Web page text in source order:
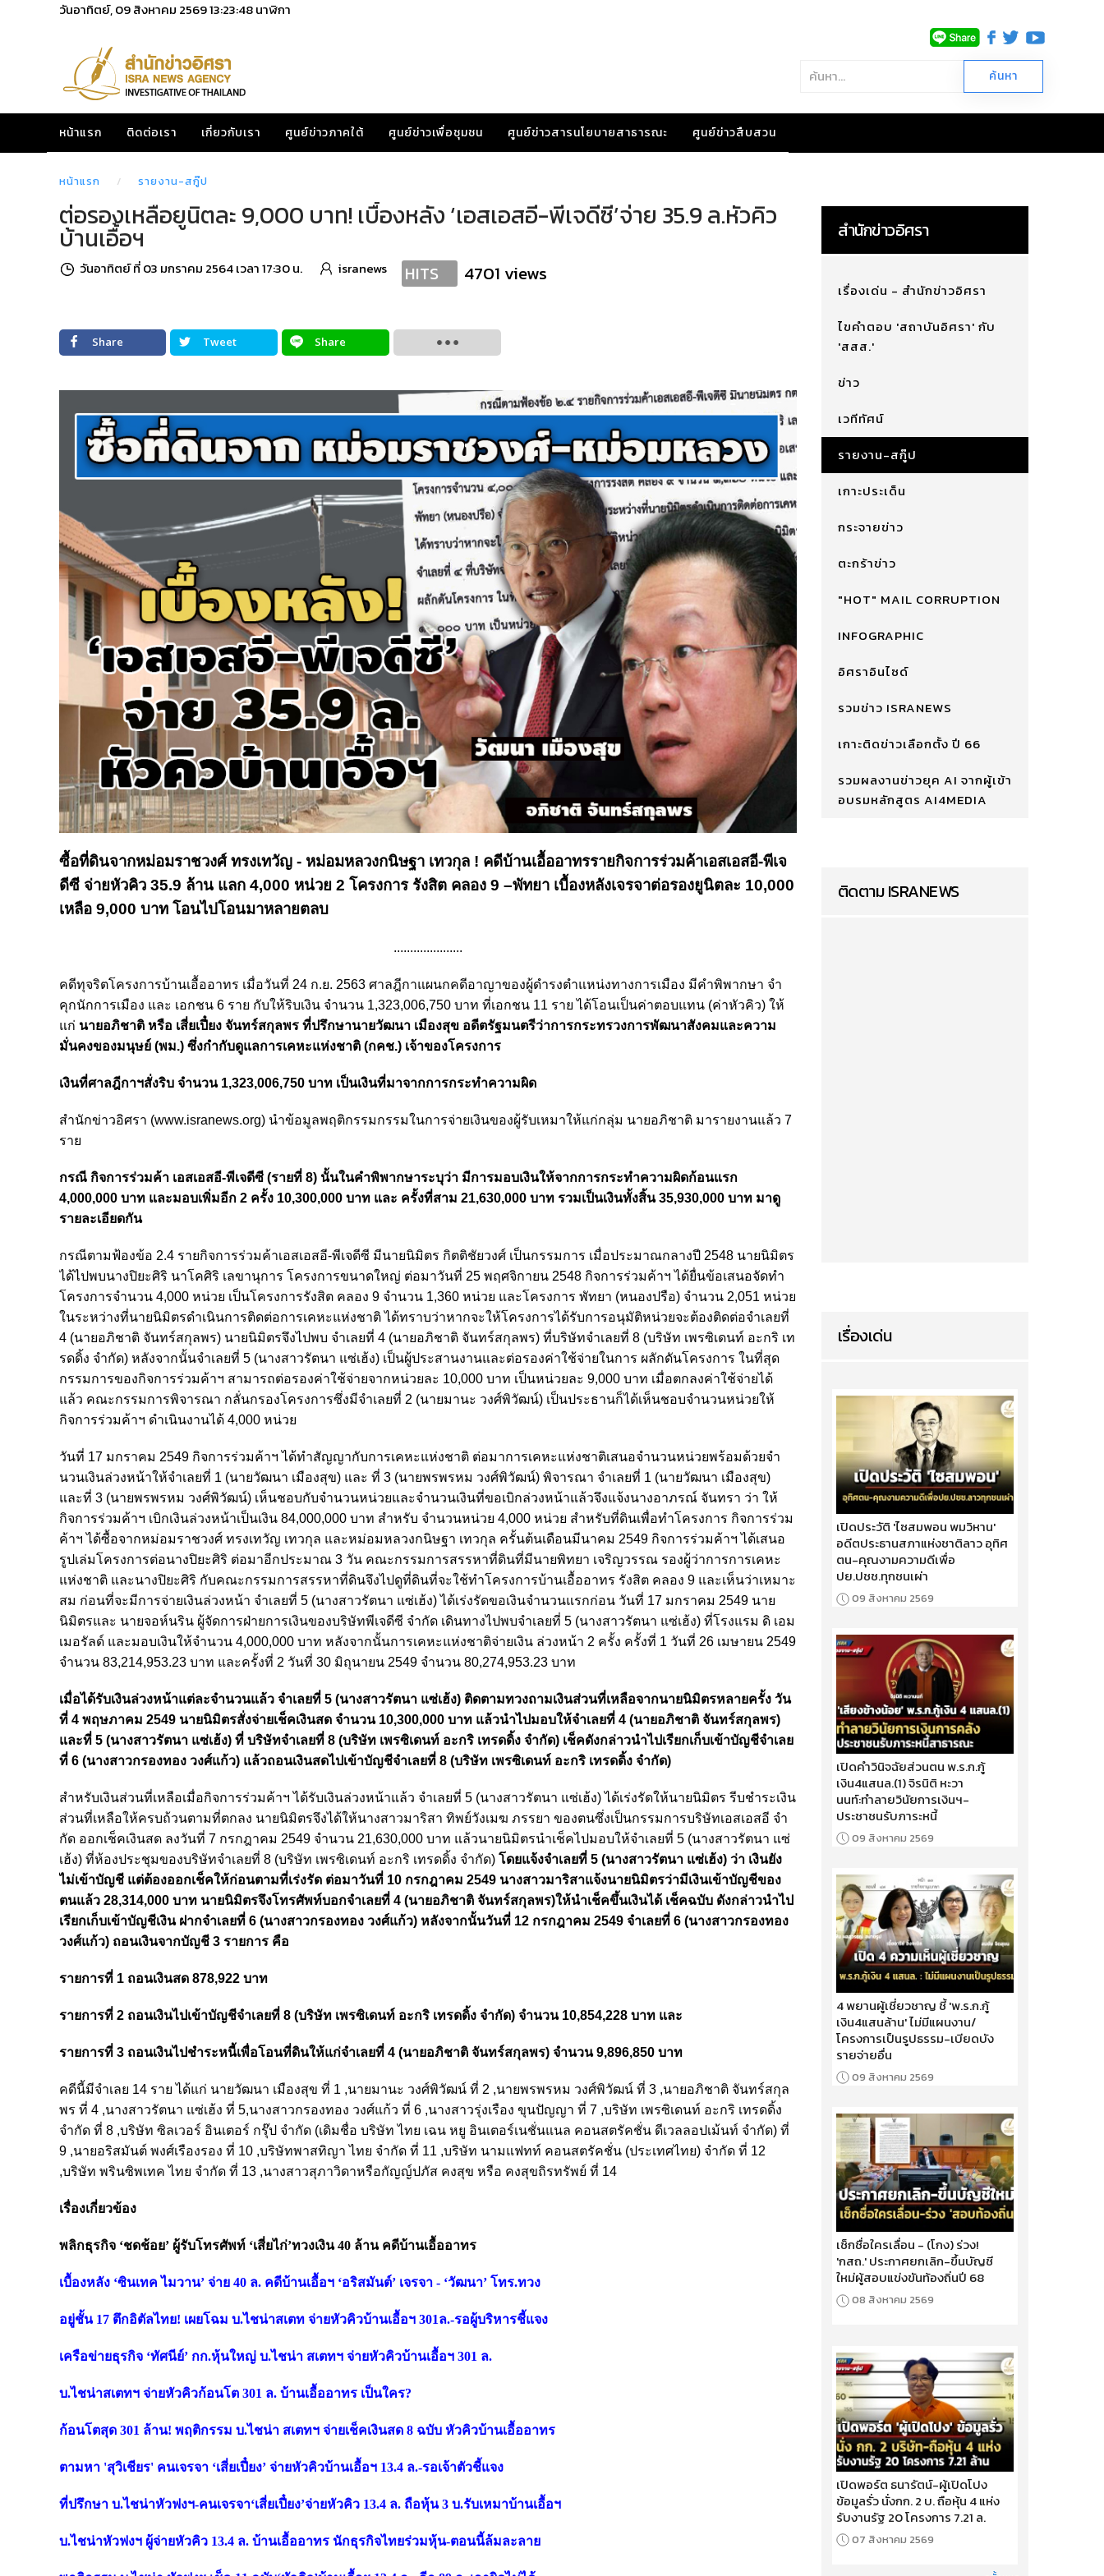
วันอาทิตย์, 09 สิงหาคม 256913:23:49นาฬิกา
หน้าแรก ติดต่อเรา เกี่ยวกับเรา ศูนย์ข่าวภาคใต้ ศูนย์ข่าวเพื่อชุมชน ศูนย์ข่าวสารนโยบายสาธารณะ ศูนย์ข่าวสืบสวน
หน้าแรก รายงาน-สกู๊ป
ต่อรองเหลือยูนิตละ 9,000 บาท! เบื้องหลัง ‘เอสเอสอี-พีเจดีซี’จ่าย 35.9 ล.หัวคิว
บ้านเอื้อฯ
วันอาทิตย์ ที่ 03 มกราคม 2564 เวลา 17:30 น. isranews HITS 4701 views
Share Tweet Share
ซื้อที่ดินจากหม่อมราชวงศ์ ทรงเทวัญ - หม่อมหลวงกนิษฐา เทวกุล ! คดีบ้านเอื้ออาทรรายกิจการร่วมค้าเอสเอสอี-พีเจ
ดีซี จ่ายหัวคิว 35.9 ล้าน แลก 4,000 หน่วย 2 โครงการ รังสิต คลอง 9 –พัทยา เบื้องหลังเจรจาต่อรองยูนิตละ 10,000
เหลือ 9,000 บาท โอนไปโอนมาหลายตลบ
.....................
คดีทุจริตโครงการบ้านเอื้ออาทร เมื่อวันที่ 24 ก.ย. 2563 ศาลฎีกาแผนกคดีอาญาของผู้ดำรงตำแหน่งทางการเมือง มีคำพิพากษา จำ
คุกนักการเมือง และ เอกชน 6 ราย กับให้ริบเงิน จำนวน 1,323,006,750 บาท ที่เอกชน 11 ราย ได้โอนเป็นค่าตอบแทน (ค่าหัวคิว) ให้
แก่ นายอภิชาติ หรือ เสี่ยเปี๋ยง จันทร์สกุลพร ที่ปรึกษานายวัฒนา เมืองสุข อดีตรัฐมนตรีว่าการกระทรวงการพัฒนาสังคมและความ
มั่นคงของมนุษย์ (พม.) ซึ่งกำกับดูแลการเคหะแห่งชาติ (กคช.) เจ้าของโครงการ
เงินที่ศาลฎีกาฯสั่งริบ จำนวน 1,323,006,750 บาท เป็นเงินที่มาจากการกระทําความผิด
สำนักข่าวอิศรา (www.isranews.org) นำข้อมูลพฤติกรรมกรรมในการจ่ายเงินของผู้รับเหมาให้แก่กลุ่ม นายอภิชาติ มารายงานแล้ว 7
ราย
กรณี กิจการร่วมค้า เอสเอสอี-พีเจดีซี (รายที่ 8) นั้นในคำพิพากษาระบุว่า มีการมอบเงินให้จากการกระทําความผิดก้อนแรก
4,000,000 บาท และมอบเพิ่มอีก 2 ครั้ง 10,300,000 บาท และ ครั้งที่สาม 21,630,000 บาท รวมเป็นเงินทั้งสิ้น 35,930,000 บาท มาดู
รายละเอียดกัน
กรณีตามฟ้องข้อ 2.4 รายกิจการร่วมค้าเอสเอสอี-พีเจดีซี มีนายนิมิตร กิตติชัยวงศ์ เป็นกรรมการ เมื่อประมาณกลางปี 2548 นายนิมิตร
ได้ไปพบนางปิยะศิริ นาโคศิริ เลขานุการ โครงการขนาดใหญ่ ต่อมาวันที่ 25 พฤศจิกายน 2548 กิจการร่วมค้าฯ ได้ยื่นข้อเสนอจัดทํา
โครงการจํานวน 4,000 หน่วย เป็นโครงการรังสิต คลอง 9 จํานวน 1,360 หน่วย และโครงการ พัทยา (หนองปรือ) จํานวน 2,051 หน่วย
ในระหว่างที่นายนิมิตรดําเนินการติดต่อการเคหะแห่งชาติ ได้ทราบว่าหากจะให้โครงการได้รับการอนุมัติหน่วยจะต้องติดต่อจําเลยที่
4 (นายอภิชาติ จันทร์สกุลพร) นายนิมิตรจึงไปพบ จําเลยที่ 4 (นายอภิชาติ จันทร์สกุลพร) ที่บริษัทจําเลยที่ 8 (บริษัท เพรซิเดนท์ อะกริ เท
รดดิ้ง จํากัด) หลังจากนั้นจําเลยที่ 5 (นางสาวรัตนา แซ่เฮ้ง) เป็นผู้ประสานงานและต่อรองค่าใช้จ่ายในการ ผลักดันโครงการ ในที่สุด
กรรมการของกิจการร่วมค้าฯ สามารถต่อรองค่าใช้จ่ายจากหน่วยละ 10,000 บาท เป็นหน่วยละ 9,000 บาท เมื่อตกลงค่าใช้จ่ายได้
แล้ว คณะกรรมการพิจารณา กลั่นกรองโครงการซึ่งมีจําเลยที่ 2 (นายมานะ วงศ์พิวัฒน์) เป็นประธานก็ได้เห็นชอบจํานวนหน่วยให้
กิจการร่วมค้าฯ ดําเนินงานได้ 4,000 หน่วย
วันที่ 17 มกราคม 2549 กิจการร่วมค้าฯ ได้ทําสัญญากับการเคหะแห่งชาติ ต่อมาการเคหะแห่งชาติเสนอจํานวนหน่วยพร้อมด้วยจํา
นวนเงินล่วงหน้าให้จําเลยที่ 1 (นายวัฒนา เมืองสุข) และ ที่ 3 (นายพรพรหม วงศ์พิวัฒน์) พิจารณา จําเลยที่ 1 (นายวัฒนา เมืองสุข)
และที่ 3 (นายพรพรหม วงศ์พิวัฒน์) เห็นชอบกับจํานวนหน่วยและจํานวนเงินที่ขอเบิกล่วงหน้าแล้วจึงแจ้งนางอาภรณ์ จันทรา ว่า ให้
กิจการร่วมค้าฯ เบิกเงินล่วงหน้าเป็นเงิน 84,000,000 บาท สําหรับ จํานวนหน่วย 4,000 หน่วย สําหรับที่ดินเพื่อทําโครงการ กิจการร่วม
ค้าฯ ได้ซื้อจากหม่อมราชวงศ์ ทรงเทวัญ เทวกุล และหม่อมหลวงกนิษฐา เทวกุล ครั้นต้นเดือนมีนาคม 2549 กิจการร่วมค้าฯ ได้เสนอ
รูปเล่มโครงการต่อนางปิยะศิริ ต่อมาอีกประมาณ 3 วัน คณะกรรมการสรรหาที่ดินที่มีนายพิทยา เจริญวรรณ รองผู้ว่าการการเคหะ
แห่งชาติ และนางปิยะศิริ กับคณะกรรมการสรรหาที่ดินจึงไปดูที่ดินที่จะใช้ทําโครงการบ้านเอื้ออาทร รังสิต คลอง 9 และเห็นว่าเหมาะ
สม ก่อนที่จะมีการจ่ายเงินล่วงหน้า จําเลยที่ 5 (นางสาวรัตนา แซ่เฮ้ง) ได้เร่งรัดขอเงินจํานวนแรกก่อน วันที่ 17 มกราคม 2549 นาย
นิมิตรและ นายจอห์นริน ผู้จัดการฝ่ายการเงินของบริษัทพีเจดีซี จํากัด เดินทางไปพบจําเลยที่ 5 (นางสาวรัตนา แซ่เฮ้ง) ที่โรงแรม ดิ เอม
เมอรัลด์ และมอบเงินให้จํานวน 4,000,000 บาท หลังจากนั้นการเคหะแห่งชาติจ่ายเงิน ล่วงหน้า 2 ครั้ง ครั้งที่ 1 วันที่ 26 เมษายน 2549
จํานวน 83,214,953.23 บาท และครั้งที่ 2 วันที่ 30 มิถุนายน 2549 จํานวน 80,274,953.23 บาท
เมื่อได้รับเงินล่วงหน้าแต่ละจํานวนแล้ว จําเลยที่ 5 (นางสาวรัตนา แซ่เฮ้ง) ติดตามทวงถามเงินส่วนที่เหลือจากนายนิมิตรหลายครั้ง วัน
ที่ 4 พฤษภาคม 2549 นายนิมิตรสั่งจ่ายเช็คเงินสด จํานวน 10,300,000 บาท แล้วนําไปมอบให้จําเลยที่ 4 (นายอภิชาติ จันทร์สกุลพร)
และที่ 5 (นางสาวรัตนา แซ่เฮ้ง) ที่ บริษัทจําเลยที่ 8 (บริษัท เพรซิเดนท์ อะกริ เทรดดิ้ง จํากัด) เช็คดังกล่าวนําไปเรียกเก็บเข้าบัญชีจําเลย
ที่ 6 (นางสาวกรองทอง วงศ์แก้ว) แล้วถอนเงินสดไปเข้าบัญชีจําเลยที่ 8 (บริษัท เพรซิเดนท์ อะกริ เทรดดิ้ง จํากัด)
สําหรับเงินส่วนที่เหลือเมื่อกิจการร่วมค้าฯ ได้รับเงินล่วงหน้าแล้ว จําเลยที่ 5 (นางสาวรัตนา แซ่เฮ้ง) ได้เร่งรัดให้นายนิมิตร รีบชําระเงิน
ส่วนที่เหลือให้ครบถ้วนตามที่ตกลง นายนิมิตรจึงได้ให้นางสาวมาริสา ทิพย์วังเมฆ ภรรยา ของตนซึ่งเป็นกรรมการบริษัทเอสเอสอี จํา
กัด ออกเช็คเงินสด ลงวันที่ 7 กรกฎาคม 2549 จํานวน 21,630,000 บาท แล้วนายนิมิตรนําเช็คไปมอบให้จําเลยที่ 5 (นางสาวรัตนา แซ่
เฮ้ง) ที่ห้องประชุมของบริษัทจําเลยที่ 8 (บริษัท เพรซิเดนท์ อะกริ เทรดดิ้ง จํากัด) โดยแจ้งจําเลยที่ 5 (นางสาวรัตนา แซ่เฮ้ง) ว่า เงินยัง
ไม่เข้าบัญชี แต่ต้องออกเช็คให้ก่อนตามที่เร่งรัด ต่อมาวันที่ 10 กรกฎาคม 2549 นางสาวมาริสาแจ้งนายนิมิตรว่ามีเงินเข้าบัญชีของ
ตนแล้ว 28,314,000 บาท นายนิมิตรจึงโทรศัพท์บอกจําเลยที่ 4 (นายอภิชาติ จันทร์สกุลพร)ให้นําเช็คขึ้นเงินได้ เช็คฉบับ ดังกล่าวนําไป
เรียกเก็บเข้าบัญชีเงิน ฝากจําเลยที่ 6 (นางสาวกรองทอง วงศ์แก้ว) หลังจากนั้นวันที่ 12 กรกฎาคม 2549 จําเลยที่ 6 (นางสาวกรองทอง
วงศ์แก้ว) ถอนเงินจากบัญชี 3 รายการ คือ
รายการที่ 1 ถอนเงินสด 878,922 บาท
รายการที่ 2 ถอนเงินไปเข้าบัญชีจำเลยที่ 8 (บริษัท เพรซิเดนท์ อะกริ เทรดดิ้ง จํากัด) จำนวน 10,854,228 บาท และ
รายการที่ 3 ถอนเงินไปชำระหนี้เพื่อโอนที่ดินให้แก่จำเลยที่ 4 (นายอภิชาติ จันทร์สกุลพร) จำนวน 9,896,850 บาท
คดีนี้มีจำเลย 14 ราย ได้แก่ นายวัฒนา เมืองสุข ที่ 1 ,นายมานะ วงศ์พิวัฒน์ ที่ 2 ,นายพรพรหม วงศ์พิวัฒน์ ที่ 3 ,นายอภิชาติ จันทร์สกุล
พร ที่ 4 ,นางสาวรัตนา แซ่เฮ้ง ที่ 5,นางสาวกรองทอง วงศ์แก้ว ที่ 6 ,นางสาวรุ่งเรือง ขุนปัญญา ที่ 7 ,บริษัท เพรซิเดนท์ อะกริ เทรดดิ้ง
จํากัด ที่ 8 ,บริษัท ซิลเวอร์ อินเตอร์ กรุ๊ป จํากัด (เดิมชื่อ บริษัท ไทย เฉน หยู อินเตอร์เนชั่นแนล คอนสตรัคชั่น ดีเวลลอปเม้นท์ จํากัด) ที่
9 ,นายอริสมันต์ พงศ์เรืองรอง ที่ 10 ,บริษัทพาสทิญา ไทย จํากัด ที่ 11 ,บริษัท นามแฟทท์ คอนสตรัคชั่น (ประเทศไทย) จํากัด ที่ 12
,บริษัท พรินซิพเทค ไทย จํากัด ที่ 13 ,นางสาวสุภาวิดาหรือกัญญ์ปภัส คงสุข หรือ คงสุขถิรทรัพย์ ที่ 14
เรื่องเกี่ยวข้อง
พลิกธุรกิจ ‘ชดช้อย’ ผู้รับโทรศัพท์ ‘เสี่ยไก่’ทวงเงิน 40 ล้าน คดีบ้านเอื้ออาทร
เบื้องหลัง ‘ซินเทค ไมวาน’ จ่าย 40 ล. คดีบ้านเอื้อฯ ‘อริสมันต์’ เจรจา - ‘วัฒนา’ โทร.ทวง
อยู่ชั้น 17 ตึกอิตัลไทย! เผยโฉม บ.ไชน่าสเตท จ่ายหัวคิวบ้านเอื้อฯ 301ล.-รอผู้บริหารชี้แจง
เครือข่ายธุรกิจ ‘ทัศนีย์’ กก.หุ้นใหญ่ บ.ไชน่า สเตทฯ จ่ายหัวคิวบ้านเอื้อฯ 301 ล.
บ.ไชน่าสเตทฯ จ่ายหัวคิวก้อนโต 301 ล. บ้านเอื้ออาทร เป็นใคร?
ก้อนโตสุด 301 ล้าน! พฤติกรรม บ.ไชน่า สเตทฯ จ่ายเช็คเงินสด 8 ฉบับ หัวคิวบ้านเอื้ออาทร
ตามหา 'สุวิเชียร' คนเจรจา ‘เสี่ยเปี๋ยง’ จ่ายหัวคิวบ้านเอื้อฯ 13.4 ล.-รอเจ้าตัวชี้แจง
ที่ปรึกษา บ.ไชน่าหัวฟงฯ-คนเจรจา‘เสี่ยเปี๋ยง’จ่ายหัวคิว 13.4 ล. ถือหุ้น 3 บ.รับเหมาบ้านเอื้อฯ
บ.ไชน่าหัวฟงฯ ผู้จ่ายหัวคิว 13.4 ล. บ้านเอื้ออาทร นักธุรกิจไทยร่วมหุ้น-ตอนนี้ล้มละลาย
สำนักข่าวอิศรา
เรื่องเด่น - สำนักข่าวอิศรา
ไขคำตอบ 'สถาบันอิศรา' กับ
'สสส.'
ข่าว
เวทีทัศน์
รายงาน-สกู๊ป
เกาะประเด็น
กระจายข่าว
ตะกร้าข่าว
"HOT" MAIL CORRUPTION
INFOGRAPHIC
อิศราอินไซด์
รวมข่าว ISRANEWS
เกาะติดข่าวเลือกตั้ง ปี 66
รวมผลงานข่าวยุค AI จากผู้เข้า
อบรมหลักสูตร AI4MEDIA
ติดตาม ISRANEWS
เรื่องเด่น
เปิดประวัติ 'ไซสมพอน พมวิหาน'
อดีตประธานสภาแห่งชาติลาว อุทิศ
ตน-คุณงามความดีเพื่อ
ปย.ปชช.ทุกชนเผ่า
09 สิงหาคม 2569
เปิดคำวินิจฉัยส่วนตน พ.ร.ก.กู้
เงิน4แสนล.(1) จิรนิติ หะวา
นนท์:ทำลายวินัยการเงินฯ-
ประชาชนรับภาระหนี้
09 สิงหาคม 2569
4 พยานผู้เชี่ยวชาญ ชี้ 'พ.ร.ก.กู้
เงิน4แสนล้าน' ไม่มีแผนงาน/
โครงการเป็นรูปธรรม-เบียดบัง
รายจ่ายอื่น
09 สิงหาคม 2569
เช็กชื่อใครเลื่อน - (โกง) ร่วง!
'กสถ.' ประกาศยกเลิก-ขึ้นบัญชี
ใหม่ผู้สอบแข่งขันท้องถิ่นปี 68
08 สิงหาคม 2569
เปิดพอร์ต ธนารัตน์-ผู้เปิดโปง
ข้อมูลรั่ว นั่งกก. 2 บ. ถือหุ้น 4 แห่ง
รับงานรัฐ 20 โครงการ 7.21 ล.
07 สิงหาคม 2569